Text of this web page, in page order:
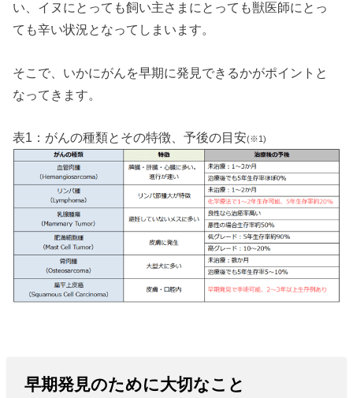
い、イヌにとっても飼い主さまにとっても獣医師にとっ
ても辛い状況となってしまいます。
そこで、いかにがんを早期に発見できるかがポイントと
なってきます。
表1：がんの種類とその特徴、予後の目安(※1)
早期発見のために大切なこと